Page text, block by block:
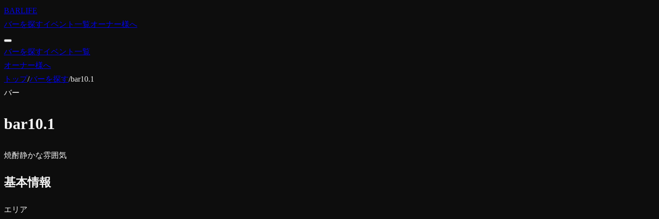
BARLIFE
バーを探すイベント一覧オーナー様へ
バーを探すイベント一覧
オーナー様へ
トップ/バーを探す/bar10.1
バー
bar10.1
焼酎静かな雰囲気
基本情報
エリア